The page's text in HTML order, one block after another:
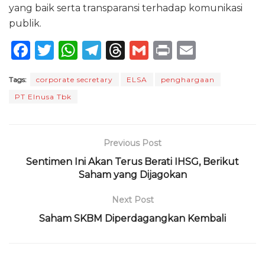
yang baik serta transparansi terhadap komunikasi
publik.
F
c
e
o
T
it
te
W
a
p
T
e
m
T
re
s
G
ai
P
n ai
Tags: corporate secretary ELSA
penghargaan
PT Elnusa Tbk
Previous Post
Sentimen Ini Akan Terus Berati IHSG, Berikut
Saham yang Dijagokan
Next Post
Saham SKBM Diperdagangkan Kembali